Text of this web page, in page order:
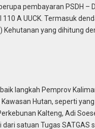
pembayaran PSDH –
A UUCK. Termasuk
Kehutanan yang dihitung
langkah Pemprov
Hutan, seperti
Kalteng, Adi
satuan Tugas